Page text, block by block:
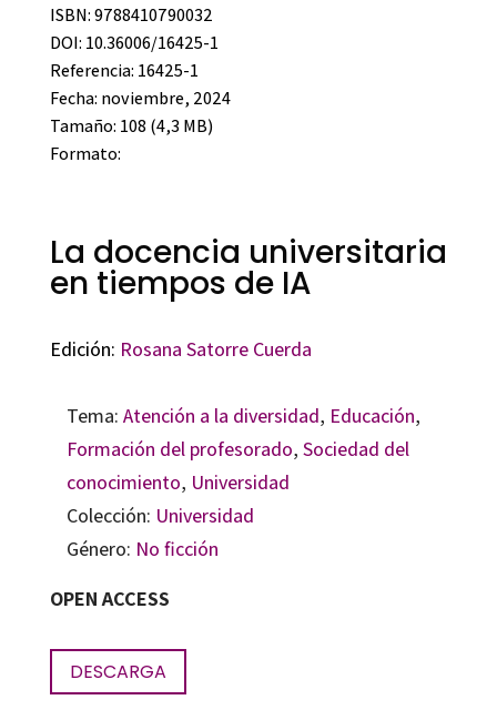
ISBN: 9788410790032
DOI: 10.36006/16425-1
Referencia: 16425-1
Fecha: noviembre, 2024
Tamaño: 108 (4,3 MB)
Formato:
La docencia universitaria
en tiempos de IA
Edición: Rosana Satorre Cuerda
Tema: Atención a la diversidad, Educación,
Formación del profesorado, Sociedad del
conocimiento, Universidad
Colección: Universidad
Género: No ficción
OPEN ACCESS
DESCARGA